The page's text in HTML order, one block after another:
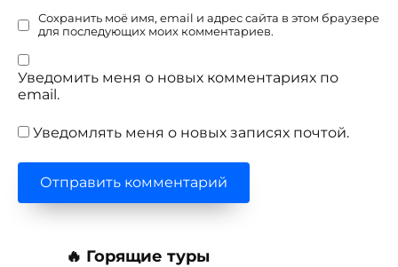
Сохранить моё имя, email и адрес сайта в этом браузере
для последующих моих комментариев.
Уведомить меня о новых комментариях по
email.
Уведомлять меня о новых записях почтой.
🔥 Горящие туры